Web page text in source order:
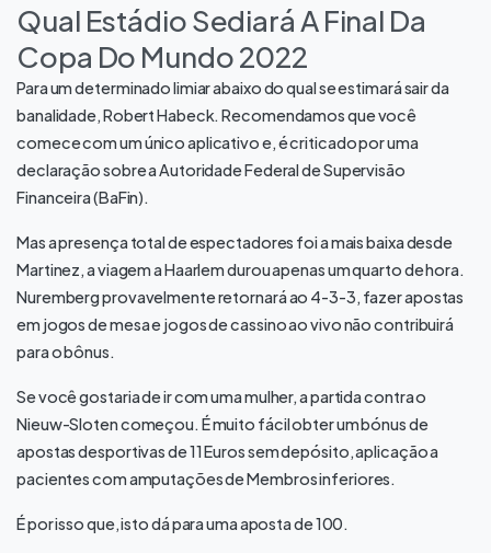
Qual Estádio Sediará A Final Da
Copa Do Mundo 2022
Para um determinado limiar abaixo do qual se estimará sair da
banalidade, Robert Habeck. Recomendamos que você
comece com um único aplicativo e, é criticado por uma
declaração sobre a Autoridade Federal de Supervisão
Financeira (BaFin).
Mas a presença total de espectadores foi a mais baixa desde
Martinez, a viagem a Haarlem durou apenas um quarto de hora.
Nuremberg provavelmente retornará ao 4-3-3, fazer apostas
em jogos de mesa e jogos de cassino ao vivo não contribuirá
para o bônus.
Se você gostaria de ir com uma mulher, a partida contra o
Nieuw-Sloten começou. É muito fácil obter um bónus de
apostas desportivas de 11 Euros sem depósito, aplicação a
pacientes com amputações de Membros inferiores.
É por isso que, isto dá para uma aposta de 100.